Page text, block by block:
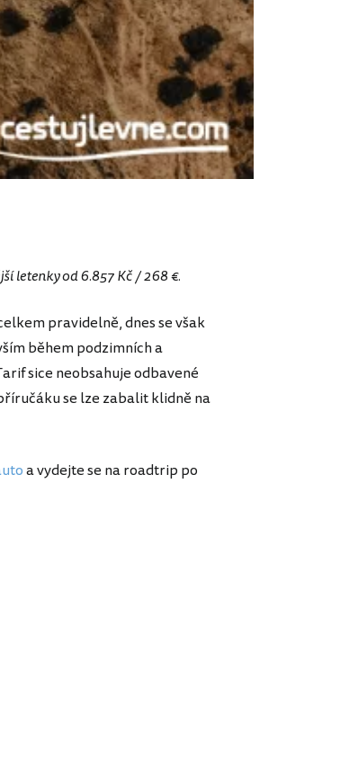
letenky od 6.857 Kč / 268 €.
pravidelně, dnes se však
během podzimních a
sice neobsahuje odbavené
se lze zabalit klidně na
a vydejte se na roadtrip po